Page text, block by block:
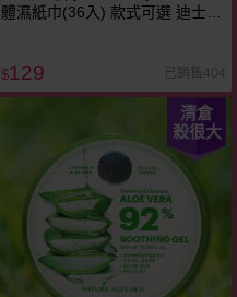
體濕紙巾(36入) 款式可選 迪士尼
$129 已銷售404
清倉
殺很大